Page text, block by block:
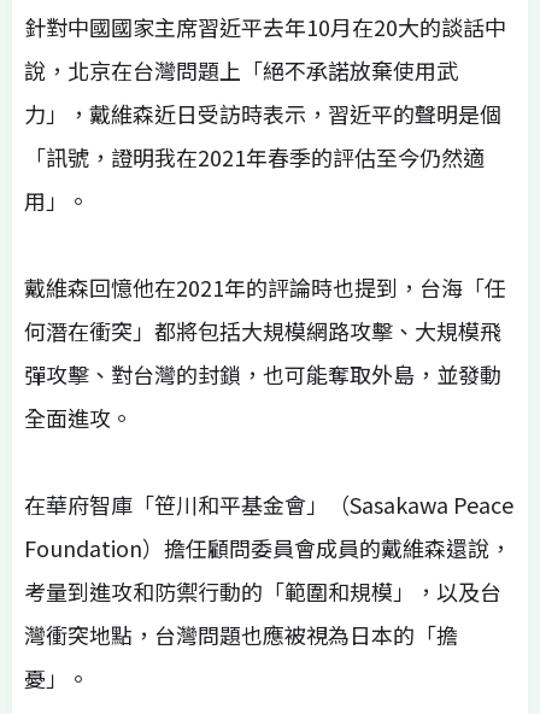
針對中國國家主席習近平去年10月在20大的談話中
說，北京在台灣問題上「絕不承諾放棄使用武
力」，戴維森近日受訪時表示，習近平的聲明是個
「訊號，證明我在2021年春季的評估至今仍然適
用」。
戴維森回憶他在2021年的評論時也提到，台海「任
何潛在衝突」都將包括大規模網路攻擊、大規模飛
彈攻擊、對台灣的封鎖，也可能奪取外島，並發動
全面進攻。
在華府智庫「笹川和平基金會」（Sasakawa Peace
Foundation）擔任顧問委員會成員的戴維森還說，
考量到進攻和防禦行動的「範圍和規模」，以及台
灣衝突地點，台灣問題也應被視為日本的「擔
憂」。